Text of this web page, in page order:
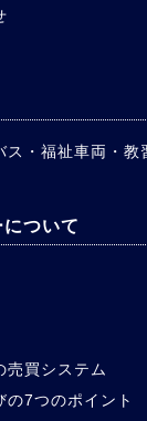
ス・福祉車両・教
ついて
売買システム
の7つのポイント